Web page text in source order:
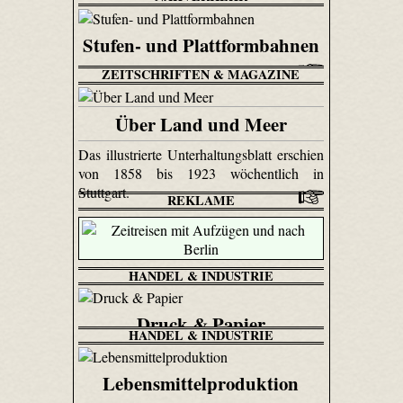
Stufen- und Plattformbahnen
ZEITSCHRIFTEN & MAGAZINE
Über Land und Meer
Das illustrierte Unterhaltungsblatt erschien
von 1858 bis 1923 wöchentlich in
Stuttgart.
REKLAME
HANDEL & INDUSTRIE
Druck & Papier
HANDEL & INDUSTRIE
Lebensmittelproduktion